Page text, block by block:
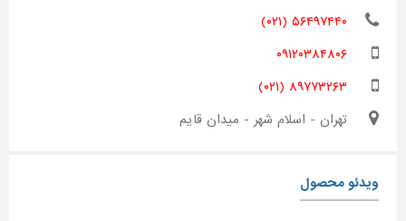
۵۶۴۹۷۴۴۰ (۰۲۱)
۰۹۱۲۰۳۸۴۸۰۶
۸۹۷۷۳۲۶۳ (۰۲۱)
تهران - اسلام شهر - میدان قایم
ویدئو محصول